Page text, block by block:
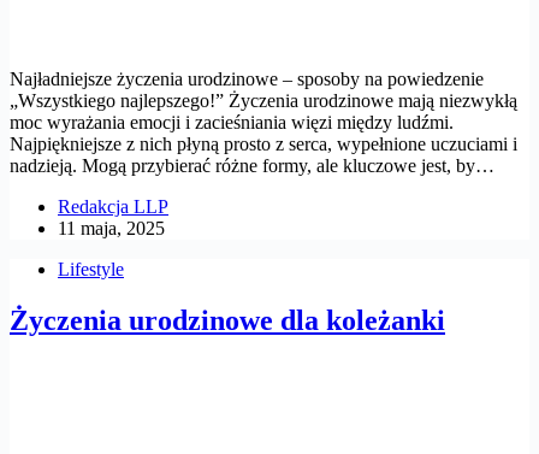
Najładniejsze życzenia urodzinowe – sposoby na powiedzenie
„Wszystkiego najlepszego!” Życzenia urodzinowe mają niezwykłą
moc wyrażania emocji i zacieśniania więzi między ludźmi.
Najpiękniejsze z nich płyną prosto z serca, wypełnione uczuciami i
nadzieją. Mogą przybierać różne formy, ale kluczowe jest, by…
Redakcja LLP
11 maja, 2025
Lifestyle
Życzenia urodzinowe dla koleżanki